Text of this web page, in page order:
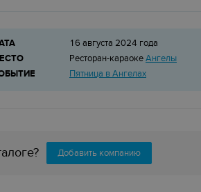
16 августа 2024 года
Ресторан-караокеАнгелы
Пятница в Ангелах
Добавить компанию